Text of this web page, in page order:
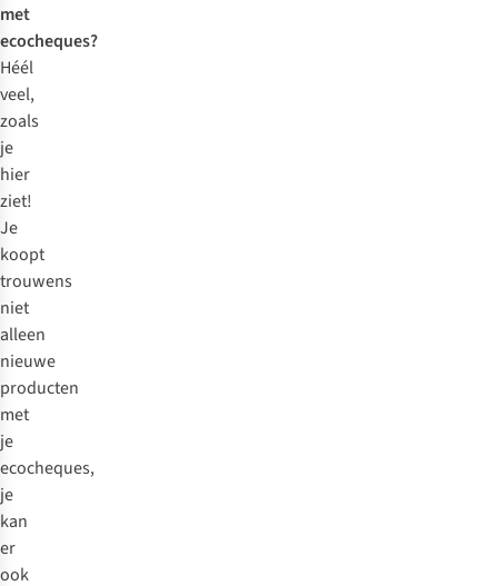
met
ecocheques?
Héél
veel,
zoals
je
hier
ziet!
Je
koopt
trouwens
niet
alleen
nieuwe
producten
met
je
ecocheques,
je
kan
er
ook